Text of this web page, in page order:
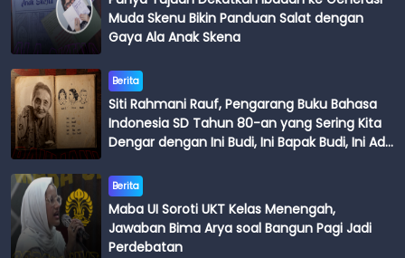
Muda Skenu Bikin Panduan Salat dengan
Gaya Ala Anak Skena
Berita
Siti Rahmani Rauf, Pengarang Buku Bahasa
Indonesia SD Tahun 80-an yang Sering Kita
Dengar dengan Ini Budi, Ini Bapak Budi, Ini Adik
Berita
Maba UI Soroti UKT Kelas Menengah,
Jawaban Bima Arya soal Bangun Pagi Jadi
Perdebatan